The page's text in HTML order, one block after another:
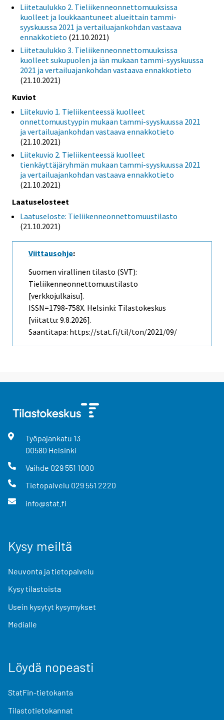
Liitetaulukko 2. Tieliikenneonnettomuuksissa
kuolleet ja loukkaantuneet alueittain tammi-
syyskuussa 2021 ja vertailuajankohdan vastaava
ennakkotieto (21.10.2021)
Liitetaulukko 3. Tieliikenneonnettomuuksissa
kuolleet sukupuolen ja iän mukaan tammi-syyskuussa
2021 ja vertailuajankohdan vastaava ennakkotieto
(21.10.2021)
Kuviot
Liitekuvio 1. Tieliikenteessä kuolleet
onnettomuustyypin mukaan tammi-syyskuussa 2021
ja vertailuajankohdan vastaava ennakkotieto
(21.10.2021)
Liitekuvio 2. Tieliikenteessä kuolleet
tienkäyttäjäryhmän mukaan tammi-syyskuussa 2021
ja vertailuajankohdan vastaava ennakkotieto
(21.10.2021)
Laatuselosteet
Laatuseloste: Tieliikenneonnettomuustilasto
(21.10.2021)
Viittausohje:
Suomen virallinen tilasto (SVT):
Tieliikenneonnettomuustilasto
[verkkojulkaisu].
ISSN=1798-758X. Helsinki: Tilastokeskus
[viitattu: 9.8.2026].
Saantitapa: https://stat.fi/til/ton/2021/09/
Työpajankatu 13
00580 Helsinki
Vaihde 029 551 1000
Tietopalvelu 029 551 2220
info@stat.fi
Kysy meiltä
Neuvonta ja tietopalvelu
Kysy tilastoista
Usein kysytyt kysymykset
Medialle
Löydä nopeasti
StatFin-tietokanta
Tilastotietokannat